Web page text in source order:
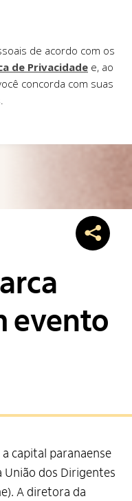
evento
capital paranaense
União dos Dirigentes
A diretora da
de acordo com os
de Privacidade e, ao
concorda com suas